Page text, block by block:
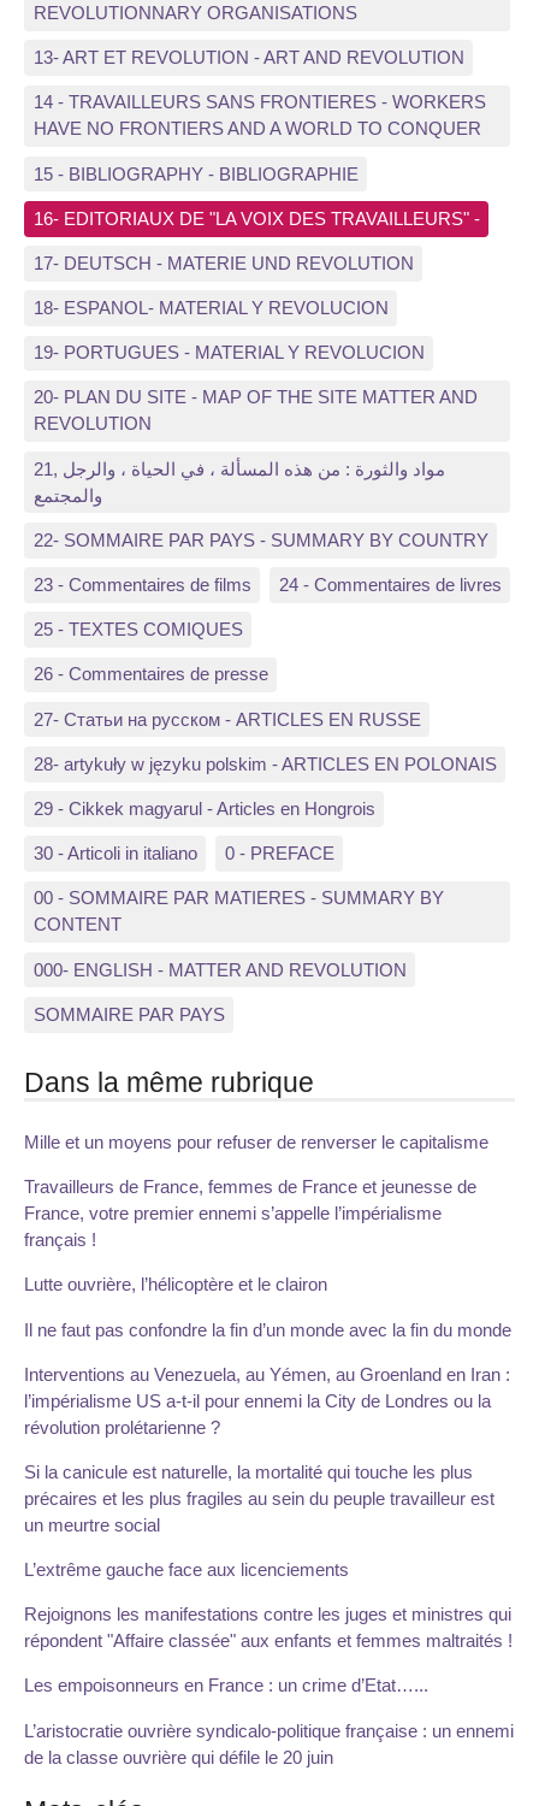
REVOLUTIONNARY ORGANISATIONS
13- ART ET REVOLUTION - ART AND REVOLUTION
14 - TRAVAILLEURS SANS FRONTIERES - WORKERS
HAVE NO FRONTIERS AND A WORLD TO CONQUER
15 - BIBLIOGRAPHY - BIBLIOGRAPHIE
16- EDITORIAUX DE "LA VOIX DES TRAVAILLEURS" -
17- DEUTSCH - MATERIE UND REVOLUTION
18- ESPANOL- MATERIAL Y REVOLUCION
19- PORTUGUES - MATERIAL Y REVOLUCION
20- PLAN DU SITE - MAP OF THE SITE MATTER AND
REVOLUTION
21, مواد والثورة : من هذه المسألة ، في الحياة ، والرجل
والمجتمع
22- SOMMAIRE PAR PAYS - SUMMARY BY COUNTRY
23 - Commentaires de films 24 - Commentaires de livres
25 - TEXTES COMIQUES
26 - Commentaires de presse
27- Статьи на русском - ARTICLES EN RUSSE
28- artykuły w języku polskim - ARTICLES EN POLONAIS
29 - Cikkek magyarul - Articles en Hongrois
30 - Articoli in italiano 0 - PREFACE
00 - SOMMAIRE PAR MATIERES - SUMMARY BY
CONTENT
000- ENGLISH - MATTER AND REVOLUTION
SOMMAIRE PAR PAYS
Dans la même rubrique
Mille et un moyens pour refuser de renverser le capitalisme
Travailleurs de France, femmes de France et jeunesse de
France, votre premier ennemi s’appelle l’impérialisme
français !
Lutte ouvrière, l’hélicoptère et le clairon
Il ne faut pas confondre la fin d’un monde avec la fin du monde
Interventions au Venezuela, au Yémen, au Groenland en Iran :
l’impérialisme US a-t-il pour ennemi la City de Londres ou la
révolution prolétarienne ?
Si la canicule est naturelle, la mortalité qui touche les plus
précaires et les plus fragiles au sein du peuple travailleur est
un meurtre social
L’extrême gauche face aux licenciements
Rejoignons les manifestations contre les juges et ministres qui
répondent "Affaire classée" aux enfants et femmes maltraités !
Les empoisonneurs en France : un crime d’Etat…...
L’aristocratie ouvrière syndicalo-politique française : un ennemi
de la classe ouvrière qui défile le 20 juin